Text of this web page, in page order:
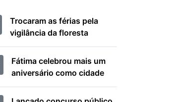
Trocaram as férias pela
vigilância da floresta
Fátima celebrou mais um
aniversário como cidade